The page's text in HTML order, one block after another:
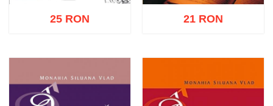
25 RON 21 RON